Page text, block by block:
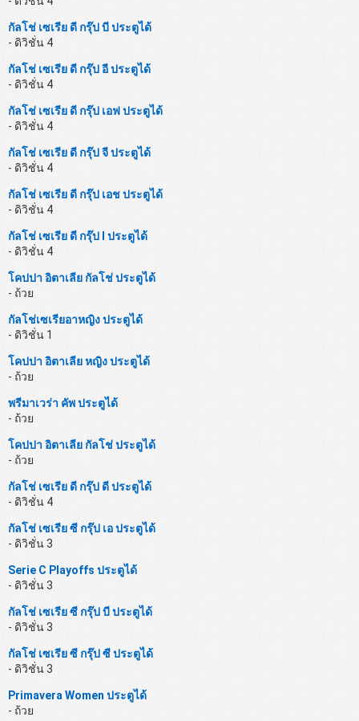
กัลโช่ เซเรีย ดี กรุ๊ป บี ประตูได้
- ดิวิชั่น 4
กัลโช่ เซเรีย ดี กรุ๊ป อี ประตูได้
- ดิวิชั่น 4
กัลโช่ เซเรีย ดี กรุ๊ป เอฟ ประตูได้
- ดิวิชั่น 4
กัลโช่ เซเรีย ดี กรุ๊ป จี ประตูได้
- ดิวิชั่น 4
กัลโช่ เซเรีย ดี กรุ๊ป เอช ประตูได้
- ดิวิชั่น 4
กัลโช่ เซเรีย ดี กรุ๊ป I ประตูได้
- ดิวิชั่น 4
โคปปา อิตาเลีย กัลโช่ ประตูได้
- ถ้วย
กัลโช่เซเรียอาหญิง ประตูได้
- ดิวิชั่น 1
โคปปา อิตาเลีย หญิง ประตูได้
- ถ้วย
พรีมาเวร่า คัพ ประตูได้
- ถ้วย
โคปปา อิตาเลีย กัลโช่ ประตูได้
- ถ้วย
กัลโช่ เซเรีย ดี กรุ๊ป ดี ประตูได้
- ดิวิชั่น 4
กัลโช่ เซเรีย ซี กรุ๊ป เอ ประตูได้
- ดิวิชั่น 3
Serie C Playoffs ประตูได้
- ดิวิชั่น 3
กัลโช่ เซเรีย ซี กรุ๊ป บี ประตูได้
- ดิวิชั่น 3
กัลโช่ เซเรีย ซี กรุ๊ป ซี ประตูได้
- ดิวิชั่น 3
Primavera Women ประตูได้
- ถ้วย